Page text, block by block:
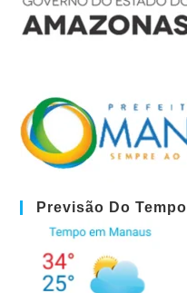
Previsão Do Tempo